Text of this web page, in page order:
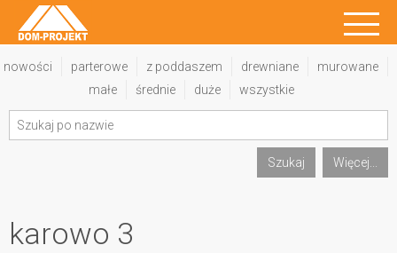
nowości parterowe z poddaszem drewniane
murowane
małe
średnie duże wszystkie
Szukaj Więcej...
karowo 3